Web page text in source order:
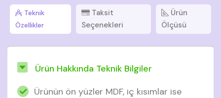
Teknik
Özellikler
Taksit
Seçenekleri
Ürün
Ölçüsü
Ürün Hakkında Teknik Bilgiler
Ürünün ön yüzler MDF, iç kısımlar ise